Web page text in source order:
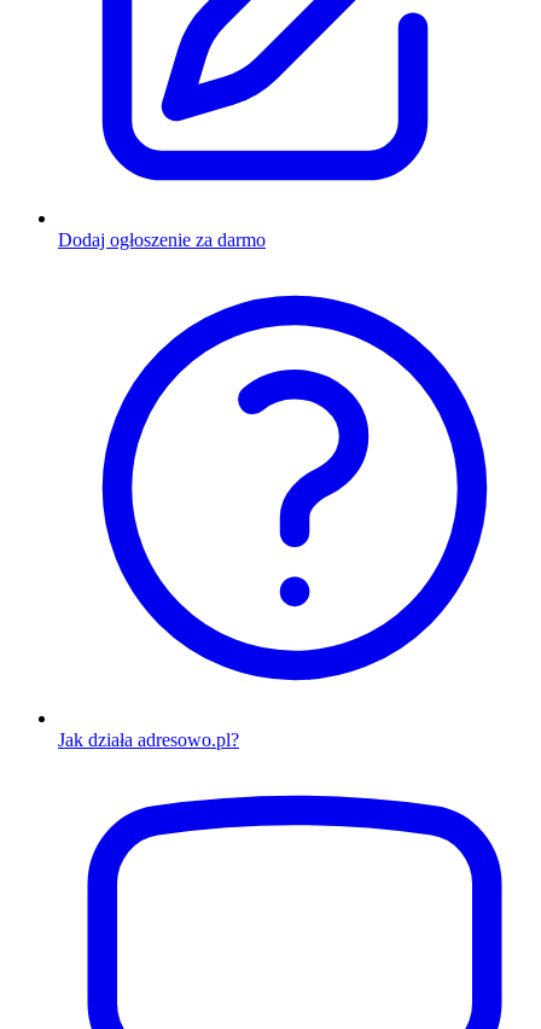
Dodaj ogłoszenie za darmo
Jak działa adresowo.pl?